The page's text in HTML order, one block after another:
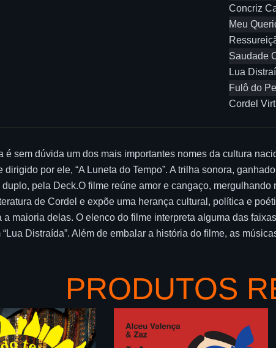
Concriz
Meu
Saudade
Lua
Fulô do
Cordel
é sem dúvida um dos mais importantes nomes da cultura
dirigido por ele, “A Luneta do Tempo”. A trilha sonora,
pela Deck.O filme reúne amor e cangaço,
de Cordel e expõe uma herança cultural, política e
a maioria delas. O elenco do filme interpreta alguma das
Distraída”. Além de embalar a história do filme, as
PRODUTOS